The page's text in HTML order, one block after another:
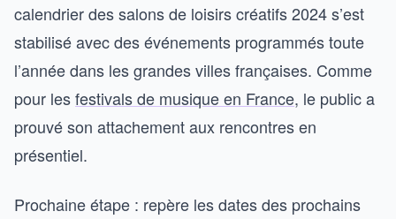
calendrier des salons de loisirs créatifs 2024 s’est
stabilisé avec des événements programmés toute
l’année dans les grandes villes françaises. Comme
pour lesfestivals de musique en France, le public a
prouvé son attachement aux rencontres en
présentiel.
Prochaine étape : repère les dates des prochains